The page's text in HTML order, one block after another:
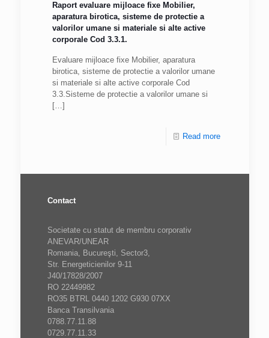
Raport evaluare mijloace fixe Mobilier,
aparatura birotica, sisteme de protectie a
valorilor umane si materiale si alte active
corporale Cod 3.3.1.
Evaluare mijloace fixe Mobilier, aparatura
birotica, sisteme de protectie a valorilor umane
si materiale si alte active corporale Cod
3.3.Sisteme de protectie a valorilor umane si
[…]
Read more
Contact
Societate cu statut de membru corporativ
ANEVAR/UNEAR
Romania, Bucureşti, Sector3,
Str. Energeticienilor 9-11
J40/17828/2007
RO 22449982
RO35 BTRL 0440 1202 G930 07XX
Banca Transilvania
0788.77.11.88
0729.77.11.33